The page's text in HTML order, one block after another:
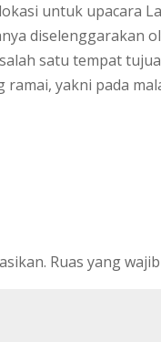
untuk upacara
diselenggarakan
satu tempat
yakni pada
Ruas yang